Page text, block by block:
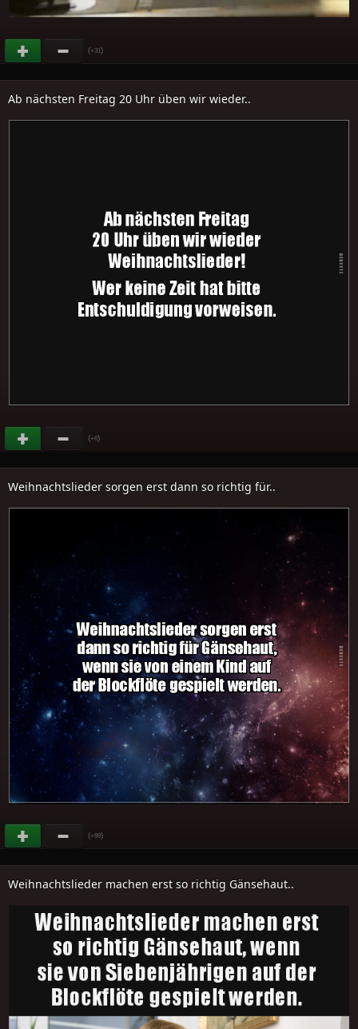
(+31)
Ab nächsten Freitag 20 Uhr üben wir wieder..
(+6)
Weihnachtslieder sorgen erst dann so richtig für..
(+99)
Weihnachtslieder machen erst so richtig Gänsehaut..